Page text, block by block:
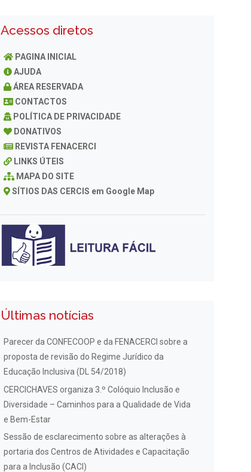
Acessos diretos
PAGINA INICIAL
AJUDA
ÁREA RESERVADA
CONTACTOS
POLÍTICA DE PRIVACIDADE
DONATIVOS
REVISTA FENACERCI
LINKS ÚTEIS
MAPA DO SITE
SÍTIOS DAS CERCIS em Google Map
Últimas notícias
Parecer da CONFECOOP e da FENACERCI sobre a
proposta de revisão do Regime Jurídico da
Educação Inclusiva (DL 54/2018)
CERCICHAVES organiza 3.º Colóquio Inclusão e
Diversidade – Caminhos para a Qualidade de Vida
e Bem-Estar
Sessão de esclarecimento sobre as alterações à
portaria dos Centros de Atividades e Capacitação
para a Inclusão (CACI)